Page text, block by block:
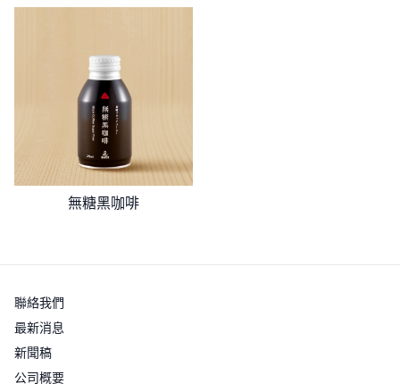
無糖黑咖啡
聯絡我們
最新消息
新聞稿
公司概要